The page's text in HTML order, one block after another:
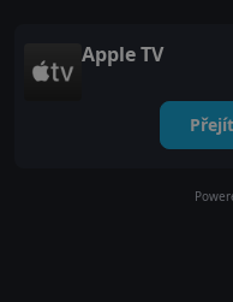
Apple TV